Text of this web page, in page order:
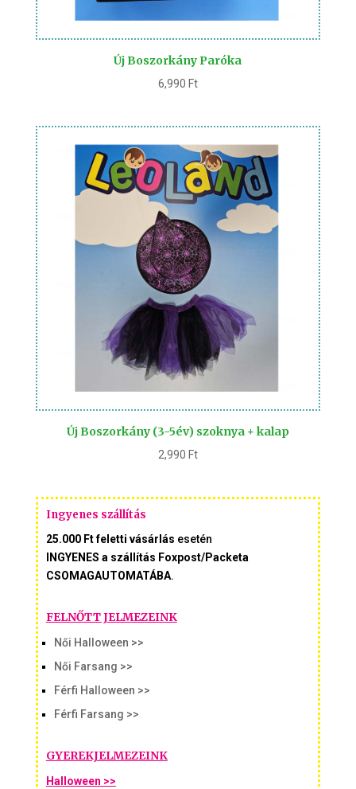
Új Boszorkány Paróka
6,990 Ft
Új Boszorkány (3-5év) szoknya + kalap
2,990 Ft
Ingyenes szállítás
25.000 Ft feletti vásárlás esetén
INGYENES a szállítás Foxpost/Packeta
CSOMAGAUTOMATÁBA.
FELNŐTT JELMEZEINK
Női Halloween >>
Női Farsang >>
Férfi Halloween >>
Férfi Farsang >>
GYEREKJELMEZEINK
Halloween >>